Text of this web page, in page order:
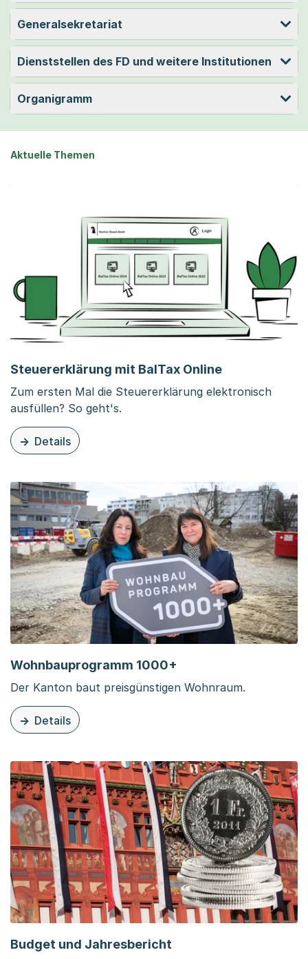
Generalsekretariat
Dienststellen des FD und weitere Institutionen
Organigramm
Aktuelle Themen
Steuererklärung mit BalTax Online
Zum ersten Mal die Steuererklärung elektronisch
ausfüllen? So geht's.
Details
zu diesem Thema: Steuererklärung mit BalTax Online
Wohnbauprogramm 1000+
Der Kanton baut preisgünstigen Wohnraum.
Details
zu dieser Organisationsseite: Wohnbauprogramm 1000+
Budget und Jahresbericht